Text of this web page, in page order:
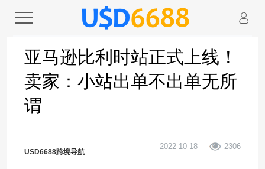
亚马逊比利时站正式上线！
卖家：小站出单不出单无所
谓
USD6688跨境导航
2022-10-18 2306